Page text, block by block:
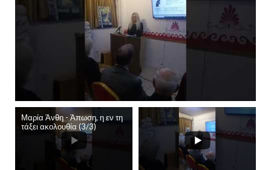
Μαρία Άνθη - Άπωση, η εν τη
τάξει ακολουθία (3/3)